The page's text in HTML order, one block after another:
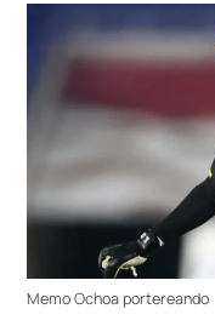
Memo Ochoa portereando